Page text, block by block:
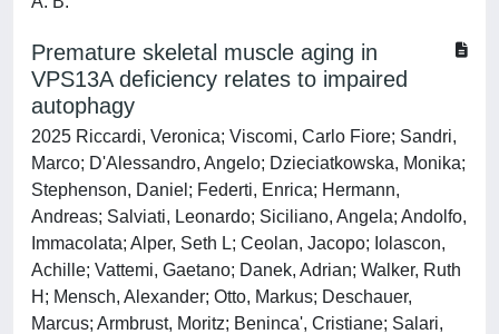
Premature skeletal muscle aging in
VPS13A deficiency relates to impaired
autophagy
2025 Riccardi, Veronica; Viscomi, Carlo Fiore; Sandri,
Marco; D'Alessandro, Angelo; Dzieciatkowska, Monika;
Stephenson, Daniel; Federti, Enrica; Hermann,
Andreas; Salviati, Leonardo; Siciliano, Angela; Andolfo,
Immacolata; Alper, Seth L; Ceolan, Jacopo; Iolascon,
Achille; Vattemi, Gaetano; Danek, Adrian; Walker, Ruth
H; Mensch, Alexander; Otto, Markus; Deschauer,
Marcus; Armbrust, Moritz; Beninca', Cristiane; Salari,